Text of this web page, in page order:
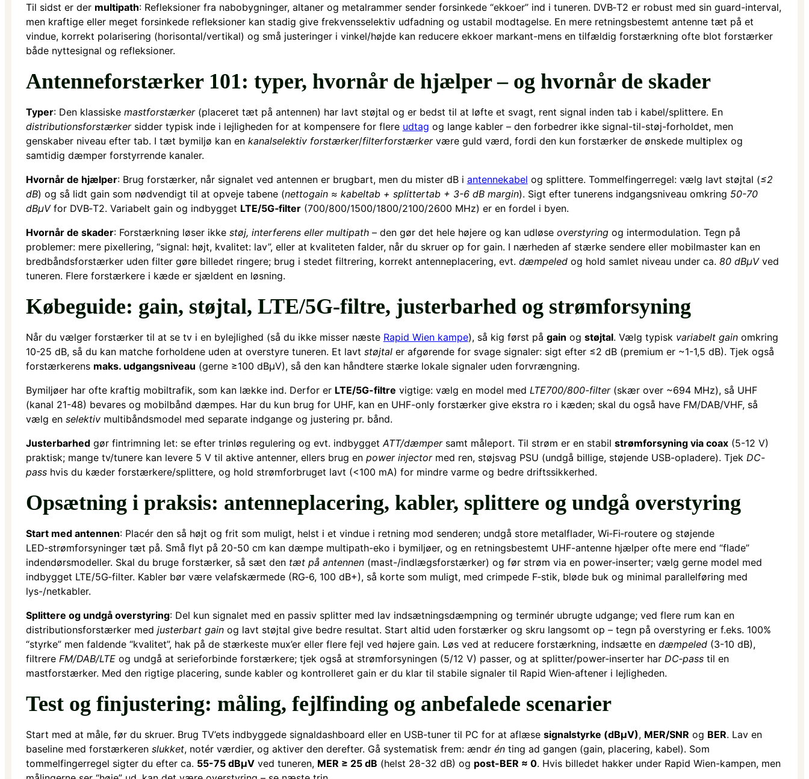
Til sidst er der multipath: Refleksioner fra nabobygninger, altaner og metalrammer sender forsinkede “ekkoer” ind i tuneren. DVB‑T2 er robust med sin guard-interval,
men kraftige eller meget forsinkede refleksioner kan stadig give frekvensselektiv udfadning og ustabil modtagelse. En mere retningsbestemt antenne tæt på et
vindue, korrekt polarisering (horisontal/vertikal) og små justeringer i vinkel/højde kan reducere ekkoer markant-mens en tilfældig forstærkning ofte blot forstærker
både nyttesignal og refleksioner.
Antenneforstærker 101: typer, hvornår de hjælper – og hvornår de skader
Typer: Den klassiske mastforstærker(placeret tæt på antennen) har lavt støjtal og er bedst til at løfte et svagt, rent signal inden tab i kabel/splittere. En
distributionsforstærkersidder typisk inde i lejligheden for at kompensere for flere udtag og lange kabler – den forbedrer ikke signal-til-støj-forholdet, men
genskaber niveau efter tab. I tæt bymiljø kan en kanalselektiv forstærker/filterforstærkervære guld værd, fordi den kun forstærker de ønskede multiplex og
samtidig dæmper forstyrrende kanaler.
Hvornår de hjælper: Brug forstærker, når signalet ved antennen er brugbart, men du mister dB i antennekabel og splittere. Tommelfingerregel: vælg lavt støjtal (≤2
dB) og så lidt gain som nødvendigt til at opveje tabene (nettogain ≈ kabeltab + splittertab + 3-6 dB margin). Sigt efter tunerens indgangsniveau omkring 50-70
dBµVfor DVB‑T2. Variabelt gain og indbygget LTE/5G‑filter(700/800/1500/1800/2100/2600 MHz) er en fordel i byen.
Hvornår de skader: Forstærkning løser ikke støj, interferens eller multipath– den gør det hele højere og kan udløse overstyringog intermodulation. Tegn på
problemer: mere pixellering, “signal: højt, kvalitet: lav”, eller at kvaliteten falder, når du skruer op for gain. I nærheden af stærke sendere eller mobilmaster kan en
bredbåndsforstærker uden filter gøre billedet ringere; brug i stedet filtrering, korrekt antenneplacering, evt. dæmpeledog hold samlet niveau under ca. 80 dBµVved
tuneren. Flere forstærkere i kæde er sjældent en løsning.
Købeguide: gain, støjtal, LTE/5G-filtre, justerbarhed og strømforsyning
Når du vælger forstærker til at se tv i en bylejlighed (så du ikke misser næste Rapid Wien kampe), så kig først på gain og støjtal. Vælg typisk variabelt gainomkring
10-25 dB, så du kan matche forholdene uden at overstyre tuneren. Et lavt støjtaler afgørende for svage signaler: sigt efter ≤2 dB (premium er ~1-1,5 dB). Tjek også
forstærkerens maks. udgangsniveau (gerne ≥100 dBµV), så den kan håndtere stærke lokale signaler uden forvrængning.
Bymiljøer har ofte kraftig mobiltrafik, som kan lække ind. Derfor er LTE/5G-filtre vigtige: vælg en model med LTE700/800-filter(skær over ~694 MHz), så UHF
(kanal 21-48) bevares og mobilbånd dæmpes. Har du kun brug for UHF, kan en UHF-only forstærker give ekstra ro i kæden; skal du også have FM/DAB/VHF, så
vælg en selektivmultibåndsmodel med separate indgange og justering pr. bånd.
Justerbarhedgør fintrimning let: se efter trinløs regulering og evt. indbygget ATT/dæmpersamt måleport. Til strøm er en stabil strømforsyning via coax(5-12 V)
praktisk; mange tv/tunere kan levere 5 V til aktive antenner, ellers brug en power injectormed ren, støjsvag PSU (undgå billige, støjende USB-opladere). Tjek DC-
passhvis du kæder forstærkere/splittere, og hold strømforbruget lavt (<100 mA) for mindre varme og bedre driftssikkerhed.
Opsætning i praksis: antenneplacering, kabler, splittere og undgå overstyring
Start med antennen: Placér den så højt og frit som muligt, helst i et vindue i retning mod senderen; undgå store metalflader, Wi‑Fi‑routere og støjende
LED‑strømforsyninger tæt på. Små flyt på 20-50 cm kan dæmpe multipath-eko i bymiljøer, og en retningsbestemt UHF-antenne hjælper ofte mere end “flade”
indendørsmodeller. Skal du bruge forstærker, så sæt den tæt på antennen(mast-/indlægsforstærker) og før strøm via en power‑inserter; vælg gerne model med
indbygget LTE/5G‑filter. Kabler bør være velafskærmede (RG‑6, 100 dB+), så korte som muligt, med crimpede F‑stik, bløde buk og minimal parallelføring med
lys-/netkabler.
Splittere og undgå overstyring: Del kun signalet med en passiv splitter med lav indsætningsdæmpning og terminér ubrugte udgange; ved flere rum kan en
distributionsforstærker med justerbart gainog lavt støjtal give bedre resultat. Start altid uden forstærker og skru langsomt op – tegn på overstyring er f.eks. 100%
“styrke” men faldende “kvalitet”, hak på de stærkeste mux’er eller flere fejl ved højere gain. Løs ved at reducere forstærkning, indsætte en dæmpeled(3-10 dB),
filtrere FM/DAB/LTEog undgå at serieforbinde forstærkere; tjek også at strømforsyningen (5/12 V) passer, og at splitter/power‑inserter har DC‑passtil en
mastforstærker. Med den rigtige placering, sunde kabler og kontrolleret gain er du klar til stabile signaler til Rapid Wien‑aftener i lejligheden.
Test og finjustering: måling, fejlfinding og anbefalede scenarier
Start med at måle, før du skruer. Brug TV’ets indbyggede signaldashboard eller en USB-tuner til PC for at aflæse signalstyrke (dBµV), MER/SNR og BER. Lav en
baseline med forstærkeren slukket, notér værdier, og aktiver den derefter. Gå systematisk frem: ændr énting ad gangen (gain, placering, kabel). Som
tommelfingerregel sigter du efter ca. 55-75 dBµVved tuneren, MER ≥ 25 dB (helst 28-32 dB) og post-BER ≈ 0. Hvis billedet hakker under Rapid Wien-kampen, men